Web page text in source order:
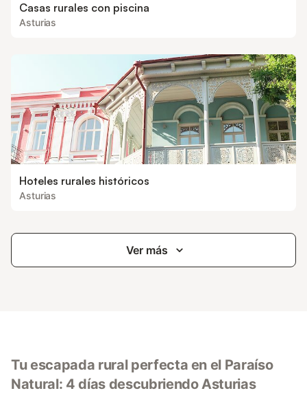
Casas rurales con piscina
Asturias
Hoteles rurales históricos
Asturias
Ver más
Tu escapada rural perfecta en el Paraíso
Natural: 4 días descubriendo Asturias